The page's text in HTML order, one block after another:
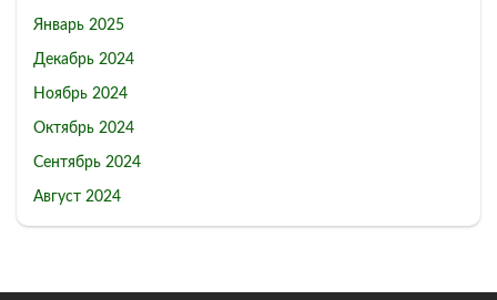
Январь 2025
Декабрь 2024
Ноябрь 2024
Октябрь 2024
Сентябрь 2024
Август 2024